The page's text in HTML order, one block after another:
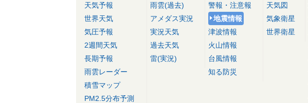
天気予報
世界天気
気圧予報
2週間天気
長期予報
雨雲レーダー
積雪マップ
PM2.5分布予測
雨雲(過去)
アメダス実況
実況天気
過去天気
雷(実況)
警報・注意報
地震情報
津波情報
火山情報
台風情報
知る防災
天気図
気象衛星
世界衛星